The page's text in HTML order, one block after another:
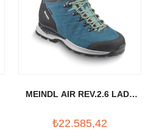
MEINDL AIR REV.2.6 LADY
₺22.585,42